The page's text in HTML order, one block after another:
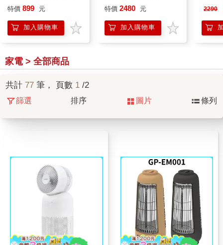
特價 899 元
加入購物車
特價 2480 元
加入購物車
2290
家電 > 全部商品
共計 77 筆， 頁數 1 /2
篩選 排序 圖片 條列